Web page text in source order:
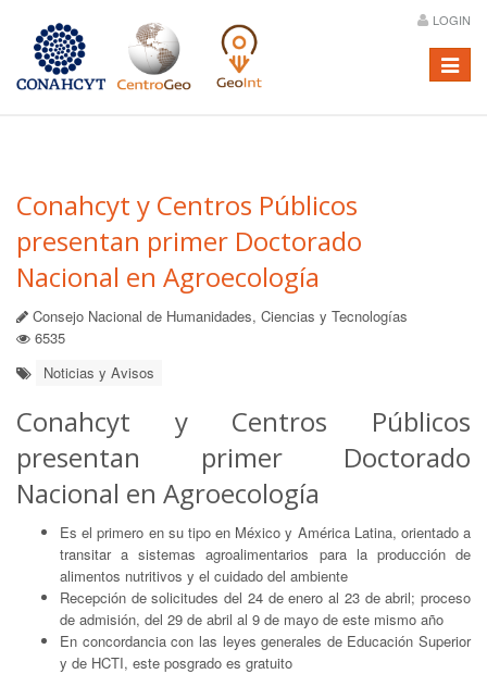
LOGIN
Menú
Conahcyt y Centros Públicos
presentan primer Doctorado
Nacional en Agroecología
Consejo Nacional de Humanidades, Ciencias y Tecnologías
6535
Noticias y Avisos
Conahcyt y Centros Públicos
presentan primer Doctorado
Nacional en Agroecología
Es el primero en su tipo en México y América Latina, orientado a
transitar a sistemas agroalimentarios para la producción de
alimentos nutritivos y el cuidado del ambiente
Recepción de solicitudes del 24 de enero al 23 de abril; proceso
de admisión, del 29 de abril al 9 de mayo de este mismo año
En concordancia con las leyes generales de Educación Superior
y de HCTI, este posgrado es gratuito